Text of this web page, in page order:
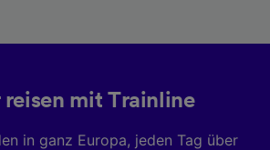
reisen mit Trainline
in ganz Europa, jeden Tag über